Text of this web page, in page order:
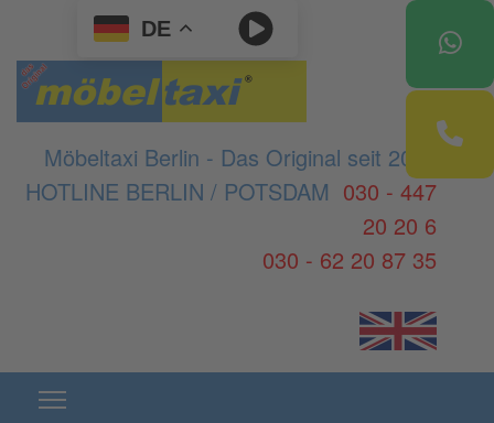
DE
Möbeltaxi Berlin - Das Original seit 2003
HOTLINE BERLIN / POTSDAM 030 - 447
20 20 6
030 - 62 20 87 35